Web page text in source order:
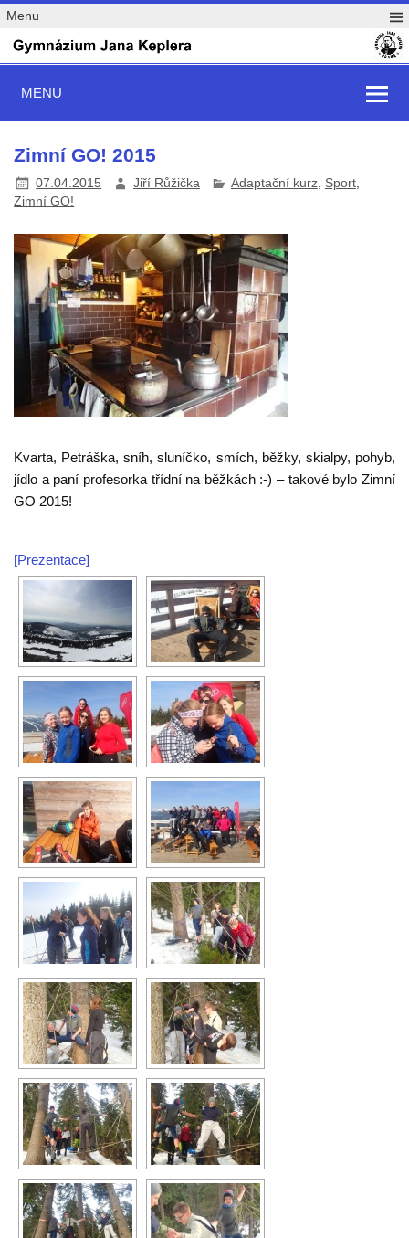
Menu
MENU
Zimní GO! 2015
07.04.2015 Jiří Růžička Adaptační kurz, Sport,
Zimní GO!
Kvarta, Petráška, sníh, sluníčko, smích, běžky, skialpy, pohyb,
jídlo a paní profesorka třídní na běžkách :-) – takové bylo Zimní
GO 2015!
[Prezentace]